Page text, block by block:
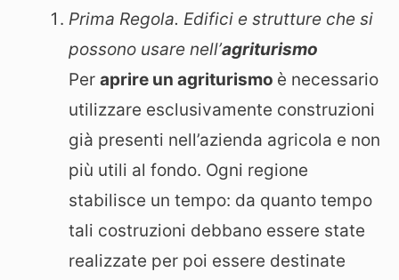
Prima Regola. Edifici e strutture che si
possono usare nell’agriturismo
Per aprire un agriturismo è necessario
utilizzare esclusivamente construzioni
già presenti nell’azienda agricola e non
più utili al fondo. Ogni regione
stabilisce un tempo: da quanto tempo
tali costruzioni debbano essere state
realizzate per poi essere destinate